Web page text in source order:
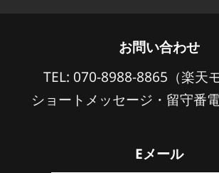
お問い合わせ
TEL: 070-8988-8865（楽天
ショートメッセージ・留守番
Eメール